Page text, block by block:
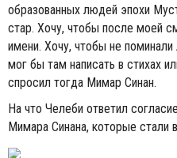
образованных людей эпохи
стар. Хочу, чтобы после моей
имени. Хочу, чтобы не
мог бы там написать в стихах
спросил тогда Мимар Синан.
На что Челеби ответил
Мимара Синана, которые стали